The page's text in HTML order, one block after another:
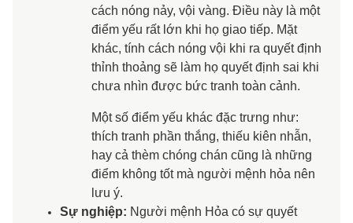
cách nóng nảy, vội vàng. Điều này là một
điểm yếu rất lớn khi họ giao tiếp. Mặt
khác, tính cách nóng vội khi ra quyết định
thỉnh thoảng sẽ làm họ quyết định sai khi
chưa nhìn được bức tranh toàn cảnh.
Một số điểm yếu khác đặc trưng như:
thích tranh phần thắng, thiếu kiên nhẫn,
hay cả thèm chóng chán cũng là những
điểm không tốt mà người mệnh hỏa nên
lưu ý.
Sự nghiệp: Người mệnh Hỏa có sự quyết